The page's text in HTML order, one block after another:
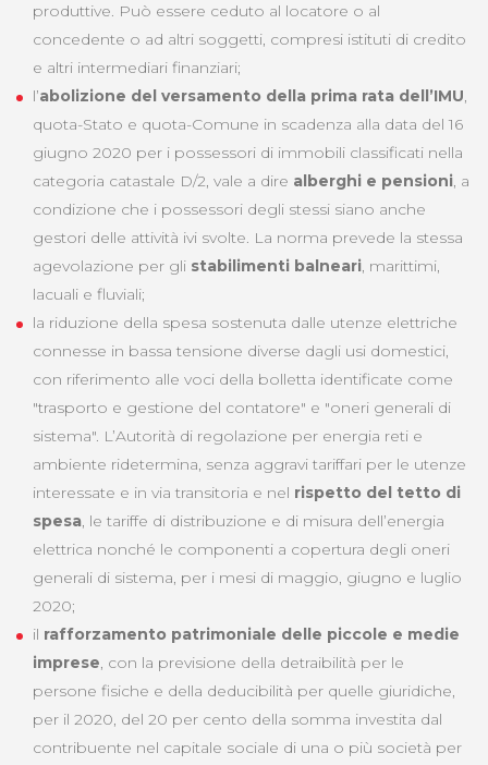
produttive. Può essere ceduto al locatore o al
concedente o ad altri soggetti, compresi istituti di credito
e altri intermediari finanziari;
l’abolizione del versamento della prima rata dell’IMU,
quota-Stato e quota-Comune in scadenza alla data del 16
giugno 2020 per i possessori di immobili classificati nella
categoria catastale D/2, vale a dire alberghi e pensioni, a
condizione che i possessori degli stessi siano anche
gestori delle attività ivi svolte. La norma prevede la stessa
agevolazione per gli stabilimenti balneari, marittimi,
lacuali e fluviali;
la riduzione della spesa sostenuta dalle utenze elettriche
connesse in bassa tensione diverse dagli usi domestici,
con riferimento alle voci della bolletta identificate come
"trasporto e gestione del contatore" e "oneri generali di
sistema". L’Autorità di regolazione per energia reti e
ambiente ridetermina, senza aggravi tariffari per le utenze
interessate e in via transitoria e nel rispetto del tetto di
spesa, le tariffe di distribuzione e di misura dell’energia
elettrica nonché le componenti a copertura degli oneri
generali di sistema, per i mesi di maggio, giugno e luglio
2020;
il rafforzamento patrimoniale delle piccole e medie
imprese, con la previsione della detraibilità per le
persone fisiche e della deducibilità per quelle giuridiche,
per il 2020, del 20 per cento della somma investita dal
contribuente nel capitale sociale di una o più società per